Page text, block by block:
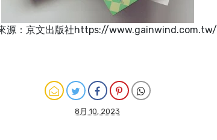
源：京文出版社https://www.gainwind.com.tw/
8月 10, 2023